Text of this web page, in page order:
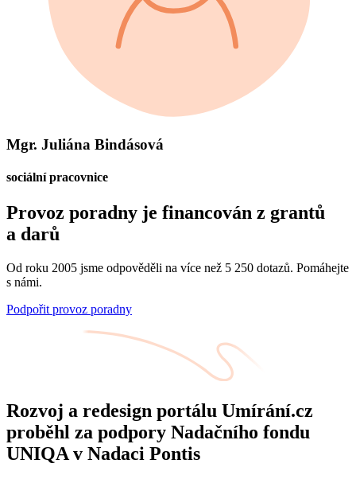
Mgr. Juliána Bindásová
sociální pracovnice
Provoz poradny je financován z grantů
a darů
Od roku 2005 jsme odpověděli na více než 5 250 dotazů. Pomáhejte
s námi.
Podpořit provoz poradny
Rozvoj a redesign portálu Umírání.cz
proběhl za podpory Nadačního fondu
UNIQA v Nadaci Pontis